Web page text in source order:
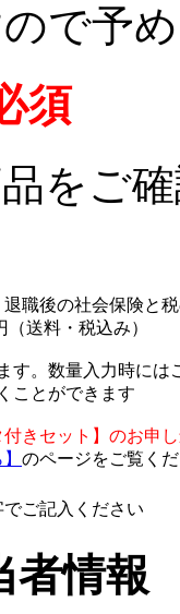
で予
須
をご
退職後の社会保険と
送料・税込み）
す。数量入力時には
ことができます
きセット】のお申
のページをご覧く
ご記入ください
者情報